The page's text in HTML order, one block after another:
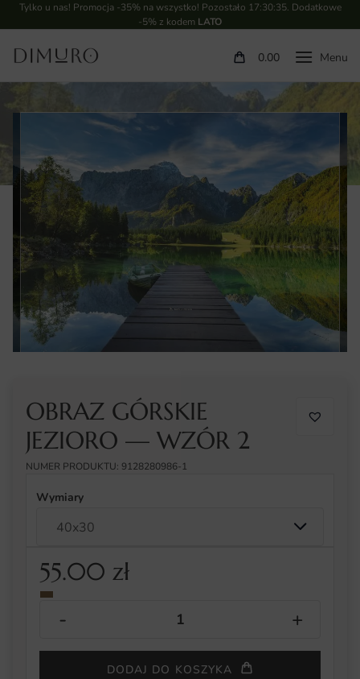
Tylko u nas! Promocja -35% na wszystko! Pozostało 17:30:34. Dodatkowe
-5% z kodem LATO
0.00
OBRAZ GÓRSKIE
JEZIORO — WZÓR 2
NUMER PRODUKTU: 9128280986-1
Wymiary
55.00 zł
DODAJ DO KOSZYKA